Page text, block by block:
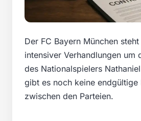
Der FC Bayern München
intensiver Verhandlungen um
des Nationalspielers
gibt es noch keine endgültige
zwischen den Parteien.